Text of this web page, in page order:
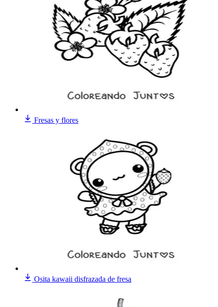
Fresas y flores
Osita kawaii disfrazada de fresa